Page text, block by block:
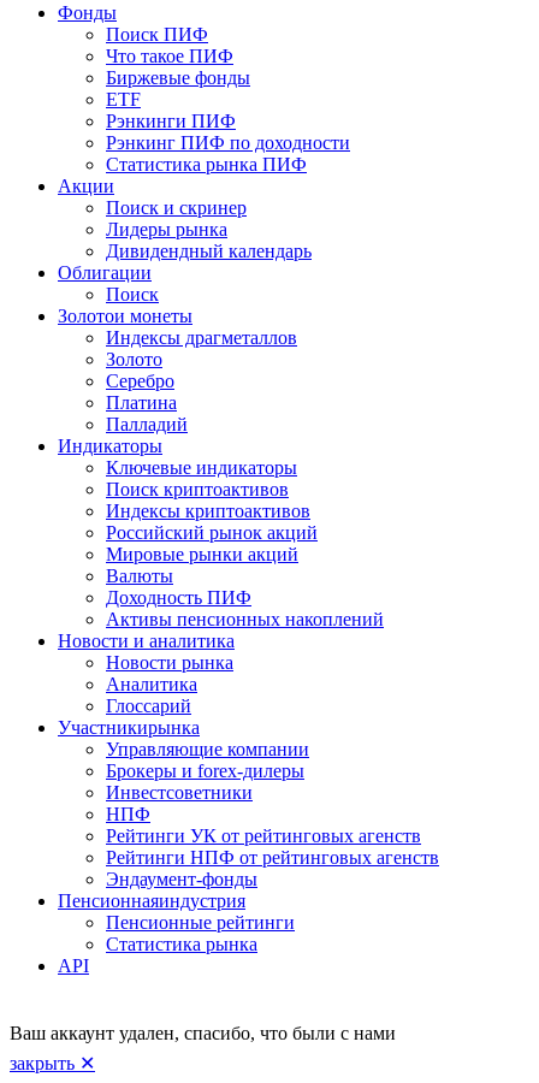
Фонды
Поиск ПИФ
Что такое ПИФ
Биржевые фонды
ETF
Рэнкинги ПИФ
Рэнкинг ПИФ по доходности
Статистика рынка ПИФ
Акции
Поиск и скринер
Лидеры рынка
Дивидендный календарь
Облигации
Поиск
Золотои монеты
Индексы драгметаллов
Золото
Серебро
Платина
Палладий
Индикаторы
Ключевые индикаторы
Поиск криптоактивов
Индексы криптоактивов
Российский рынок акций
Мировые рынки акций
Валюты
Доходность ПИФ
Активы пенсионных накоплений
Новости и аналитика
Новости рынка
Аналитика
Глоссарий
Участникирынка
Управляющие компании
Брокеры и forex-дилеры
Инвестсоветники
НПФ
Рейтинги УК от рейтинговых агенств
Рейтинги НПФ от рейтинговых агенств
Эндаумент-фонды
Пенсионнаяиндустрия
Пенсионные рейтинги
Статистика рынка
API
Ваш аккаунт удален, спасибо, что были с нами
закрыть ✕